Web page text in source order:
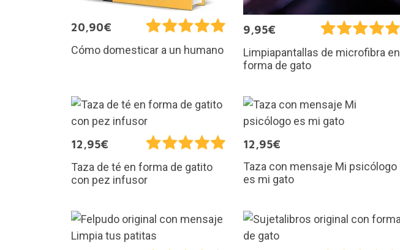
20,90€
Cómo domesticar a un humano
9,95€
Limpiapantallas de microfibra en
forma de gato
12,95€
Taza de té en forma de gatito
con pez infusor
12,95€
Taza con mensaje Mi psicólogo
es mi gato